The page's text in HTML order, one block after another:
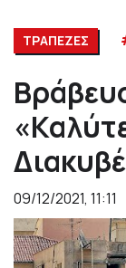
ΤΡΑΠΕΖΕΣ
09/12/2021, 11:11